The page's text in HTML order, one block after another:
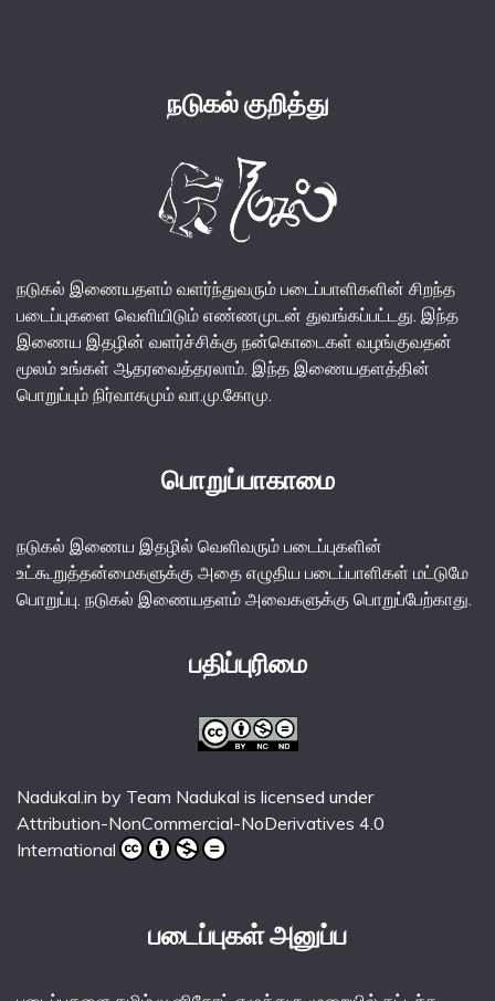
நடுகல் குறித்து
நடுகல் இணையதளம் வளர்ந்துவரும் படைப்பாளிகளின் சிறந்த
படைப்புகளை வெளியிடும் எண்ணமுடன் துவங்கப்பட்டது. இந்த
இணைய இதழின் வளர்ச்சிக்கு நன்கொடைகள் வழங்குவதன்
மூலம் உங்கள் ஆதரவைத்தரலாம். இந்த இணையதளத்தின்
பொறுப்பும் நிர்வாகமும் வா.மு.கோமு.
பொறுப்பாகாமை
நடுகல் இணைய இதழில் வெளிவரும் படைப்புகளின்
உட்கூறுத்தன்மைகளுக்கு அதை எழுதிய படைப்பாளிகள் மட்டுமே
பொறுப்பு. நடுகல் இணையதளம் அவைகளுக்கு பொறுப்பேற்காது.
பதிப்புரிமை
Nadukal.in by Team Nadukal is licensed under
Attribution-NonCommercial-NoDerivatives 4.0
International
படைப்புகள் அனுப்ப